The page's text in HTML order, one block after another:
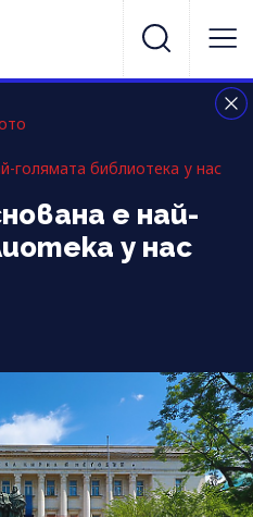
голямата библиотека у нас
е най-
у нас